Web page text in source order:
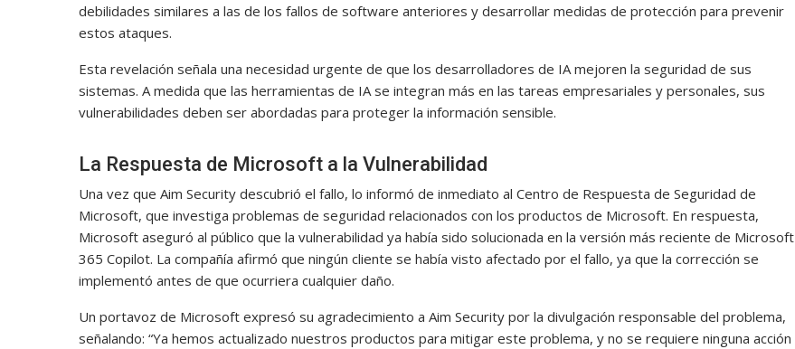
debilidades similares a las de los fallos de software anteriores y desarrollar medidas de protección para prevenir
estos ataques.
Esta revelación señala una necesidad urgente de que los desarrolladores de IA mejoren la seguridad de sus
sistemas. A medida que las herramientas de IA se integran más en las tareas empresariales y personales, sus
vulnerabilidades deben ser abordadas para proteger la información sensible.
La Respuesta de Microsoft a la Vulnerabilidad
Una vez que Aim Security descubrió el fallo, lo informó de inmediato al Centro de Respuesta de Seguridad de
Microsoft, que investiga problemas de seguridad relacionados con los productos de Microsoft. En respuesta,
Microsoft aseguró al público que la vulnerabilidad ya había sido solucionada en la versión más reciente de Microsoft
365 Copilot. La compañía afirmó que ningún cliente se había visto afectado por el fallo, ya que la corrección se
implementó antes de que ocurriera cualquier daño.
Un portavoz de Microsoft expresó su agradecimiento a Aim Security por la divulgación responsable del problema,
señalando: “Ya hemos actualizado nuestros productos para mitigar este problema, y no se requiere ninguna acción